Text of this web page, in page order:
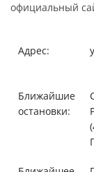
официальный
Адрес:
Ближайшие
остановки: